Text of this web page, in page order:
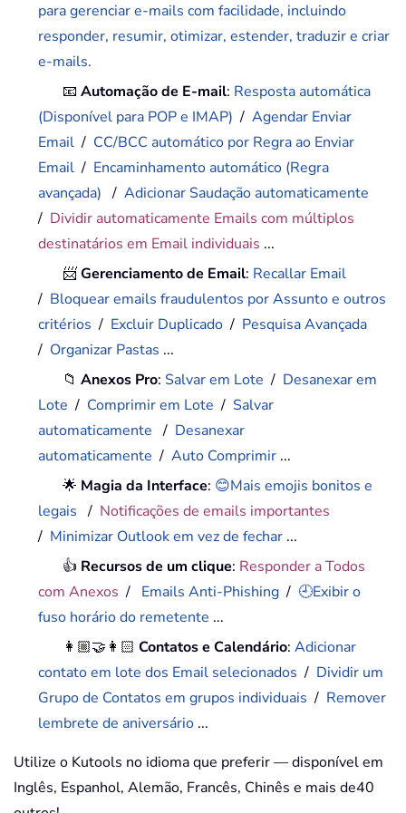
para gerenciar e-mails com facilidade, incluindo
responder, resumir, otimizar, estender, traduzir e criar
e-mails.
📧Automação de E-mail: Resposta automática
(Disponível para POP e IMAP) /Agendar Enviar
Email / CC/BCC automático por Regra ao Enviar
Email / Encaminhamento automático (Regra
avançada) /Adicionar Saudação automaticamente
/ Dividir automaticamente Emails com múltiplos
destinatários em Email individuais ...
📨Gerenciamento de Email: Recallar Email
/ Bloquear emails fraudulentos por Assunto e outros
critérios / Excluir Duplicado / Pesquisa Avançada
/ Organizar Pastas ...
📁Anexos Pro: Salvar em Lote / Desanexar em
Lote / Comprimir em Lote / Salvar
automaticamente / Desanexar
automaticamente /Auto Comprimir ...
🌟 Magia da Interface: 😊Mais emojis bonitos e
legais / Notificações de emails importantes
/ Minimizar Outlook em vez de fechar ...
👍 Recursos de um clique: Responder a Todos
com Anexos / Emails Anti-Phishing / 🕘Exibir o
fuso horário do remetente ...
👩🏼‍🤝‍👩🏻Contatos e Calendário:Adicionar
contato em lote dos Email selecionados / Dividir um
Grupo de Contatos em grupos individuais / Remover
lembrete de aniversário ...
Utilize o Kutools no idioma que preferir — disponível em
Inglês, Espanhol, Alemão, Francês, Chinês e mais de40